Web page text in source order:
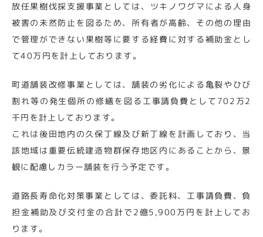
放任果樹伐採支援事業としては、ツキノワグマによる人身
被害の未然防止を図るため、所有者が高齢、その他の理由
で管理ができない果樹等に要する経費に対する補助金とし
て40万円を計上しております。
町道舗装改修事業としては、舗装の劣化による亀裂やひび
割れ等の発生個所の修繕を図る工事請負費として702万2
千円を計上しております。
これは後田地内の久保丁線及び新丁線を計画しており、当
該地域は重要伝統建造物群保存地区内にあることから、景
観に配慮しカラー舗装を行う予定です。
道路長寿命化対策事業としては、委託料、工事請負費、負
担金補助及び交付金の合計で2億5,900万円を計上してお
ります。